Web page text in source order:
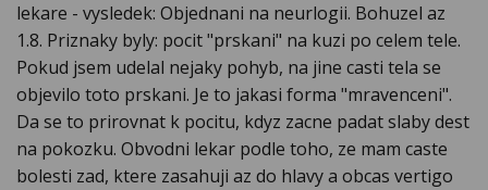
lekare - vysledek: Objednani na neurlogii. Bohuzel az
1.8. Priznaky byly: pocit "prskani" na kuzi po celem tele.
Pokud jsem udelal nejaky pohyb, na jine casti tela se
objevilo toto prskani. Je to jakasi forma "mravenceni".
Da se to prirovnat k pocitu, kdyz zacne padat slaby dest
na pokozku. Obvodni lekar podle toho, ze mam caste
bolesti zad, ktere zasahuji az do hlavy a obcas vertigo